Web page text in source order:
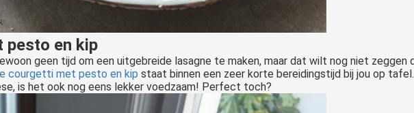
pesto en kip
geen tijd om een uitgebreide lasagne te maken, maar dat wilt nog niet
courgetti met pesto en kip staat binnen een zeer korte bereidingstijd bij jou op
is het ook nog eens lekker voedzaam! Perfect toch?